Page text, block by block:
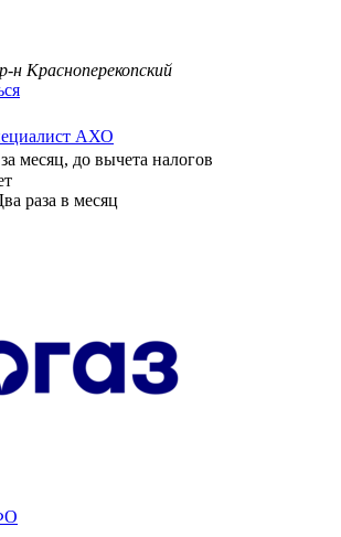
н Красноперекопский
АХО
за месяц, до вычета налогов
раза в месяц